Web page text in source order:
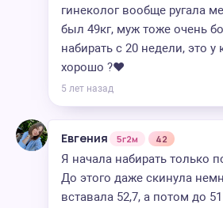
гинеколог вообще ругала
был 49кг, муж тоже очень
набирать с 20 недели, это у
хорошо ?❤️
5 лет назад
Евгения 5г2м 42
Я начала набирать только
До этого даже скинула
вставала 52,7, а потом до